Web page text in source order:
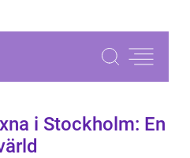
i Stockholm: En